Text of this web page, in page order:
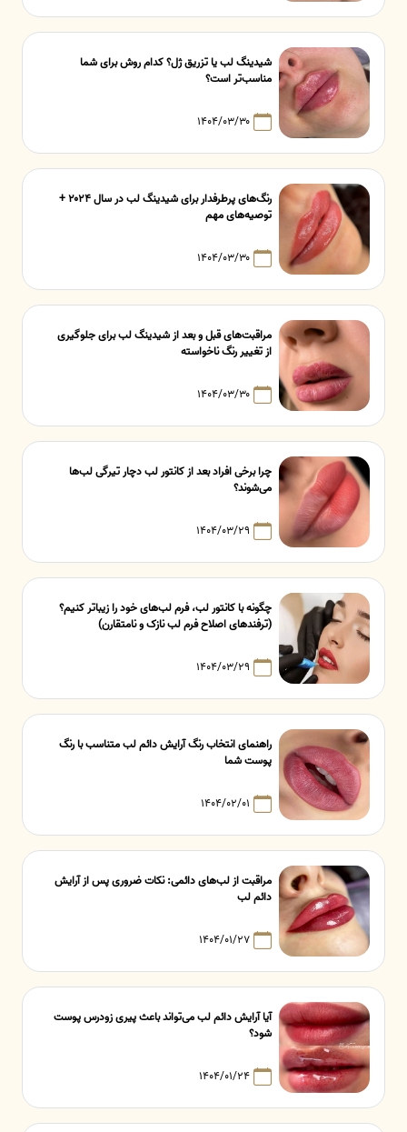
شیدینگ لب یا تزریق ژل؟ کدام روش برای شما
مناسب‌تر است؟
۱۴۰۴/۰۳/۳۰
رنگ‌های پرطرفدار برای شیدینگ لب در سال ۲۰۲۴ +
توصیه‌های مهم
۱۴۰۴/۰۳/۳۰
مراقبت‌های قبل و بعد از شیدینگ لب برای جلوگیری
از تغییر رنگ ناخواسته
۱۴۰۴/۰۳/۳۰
چرا برخی افراد بعد از کانتور لب دچار تیرگی لب‌ها
می‌شوند؟
۱۴۰۴/۰۳/۲۹
چگونه با کانتور لب، فرم لب‌های خود را زیباتر کنیم؟
(ترفندهای اصلاح فرم لب نازک و نامتقارن)
۱۴۰۴/۰۳/۲۹
راهنمای انتخاب رنگ آرایش دائم لب متناسب با رنگ
پوست شما
۱۴۰۴/۰۲/۰۱
مراقبت از لب‌های دائمی: نکات ضروری پس از آرایش
دائم لب
۱۴۰۴/۰۱/۲۷
آیا آرایش دائم لب می‌تواند باعث پیری زودرس پوست
شود؟
۱۴۰۴/۰۱/۲۴